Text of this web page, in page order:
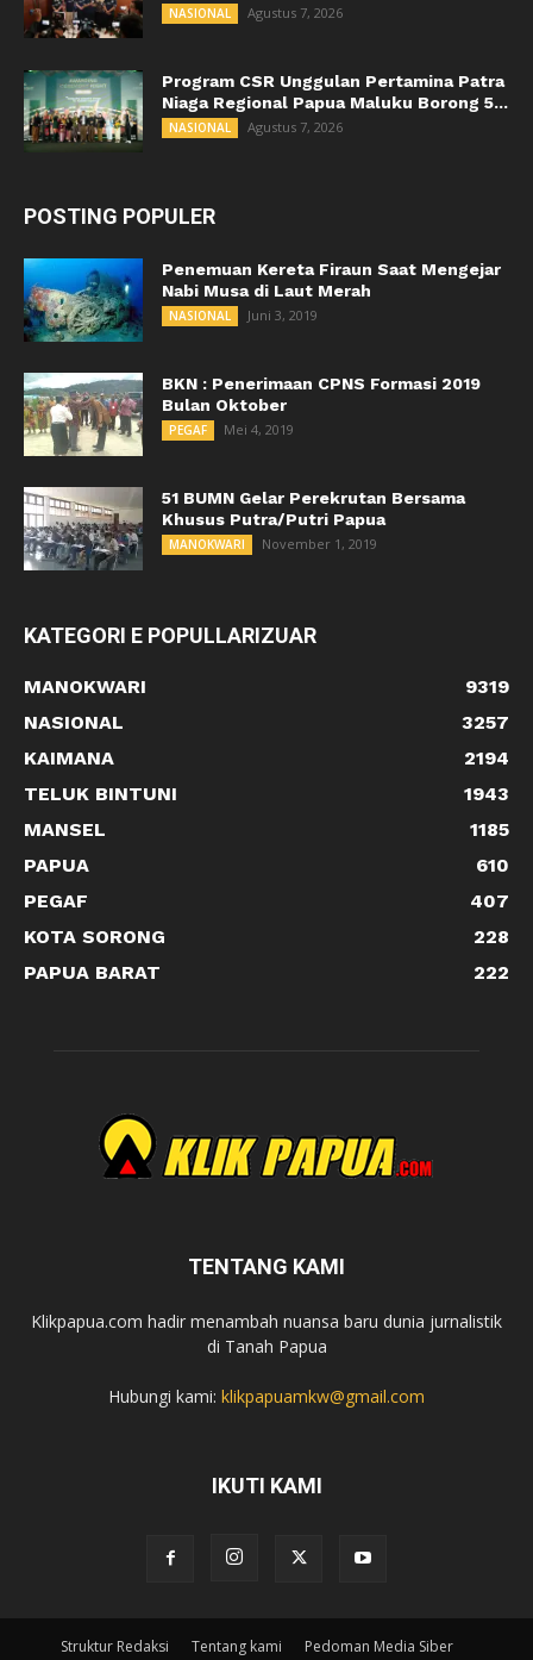
NASIONAL Agustus 7, 2026
Program CSR Unggulan Pertamina Patra
Niaga Regional Papua Maluku Borong 5...
NASIONAL Agustus 7, 2026
POSTING POPULER
Penemuan Kereta Firaun Saat Mengejar
Nabi Musa di Laut Merah
NASIONAL Juni 3, 2019
BKN : Penerimaan CPNS Formasi 2019
Bulan Oktober
PEGAF Mei 4, 2019
51 BUMN Gelar Perekrutan Bersama
Khusus Putra/Putri Papua
MANOKWARI November 1, 2019
KATEGORI E POPULLARIZUAR
MANOKWARI
9319
NASIONAL
3257
KAIMANA
2194
TELUK BINTUNI
1943
MANSEL
1185
PAPUA
610
PEGAF
407
KOTA SORONG
228
PAPUA BARAT
222
TENTANG KAMI
Klikpapua.com hadir menambah nuansa baru dunia jurnalistik
di Tanah Papua
Hubungi kami: klikpapuamkw@gmail.com
IKUTI KAMI
Struktur Redaksi Tentang kami Pedoman Media Siber